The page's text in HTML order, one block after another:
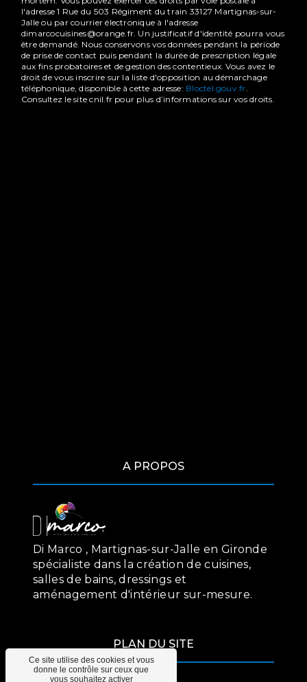
l'adresse 1 Rue du 503 Régiment du train 33127 Martignas-sur-
Jalle ou par courrier électronique à l'adresse
dimarcocuisines@orange.fr. Un justificatif d'identité pourra vous
être demandé. Nous conservons vos données pendant la période
de prise de contact puis pendant la durée de prescription légale
aux fins probatoires et de gestion des contentieux. Vous avez le
droit de vous inscrire sur la liste d'opposition au démarchage
téléphonique, disponible à cette adresse: Bloctel.gouv.fr
Consultez le site cnil.fr pour plus d’informations sur vos droits.
A PROPOS
Di Marco , Martignas-sur-Jalle en Gironde
spécialiste dans la création de cuisines,
salles de bains, dressings et
aménagement d'intérieur sur-mesure.
PLAN DU SITE
Ce site utilise des cookies et vous
donne le contrôle sur ceux que
vous souhaitez activer